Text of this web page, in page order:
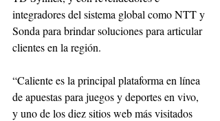
integradores del sistema global como NTT y
Sonda para brindar soluciones para articular
clientes en la región.
“Caliente es la principal plataforma en línea
de apuestas para juegos y deportes en vivo,
y uno de los diez sitios web más visitados